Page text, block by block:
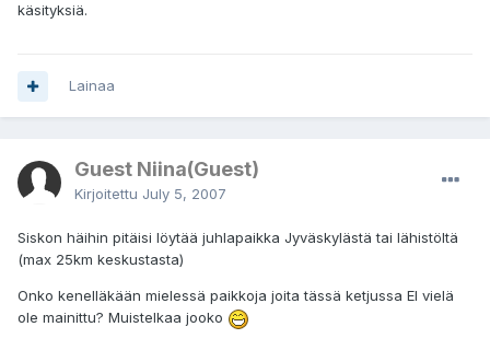
käsityksiä.
Lainaa
Guest Niina(Guest)
Kirjoitettu July 5, 2007
Siskon häihin pitäisi löytää juhlapaikka Jyväskylästä tai lähistöltä
(max 25km keskustasta)
Onko kenelläkään mielessä paikkoja joita tässä ketjussa EI vielä
ole mainittu? Muistelkaa jooko